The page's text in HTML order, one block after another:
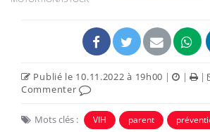
Publié le 10.11.2022 à 19h00 | | |
Commenter
Mots clés : VIH parent